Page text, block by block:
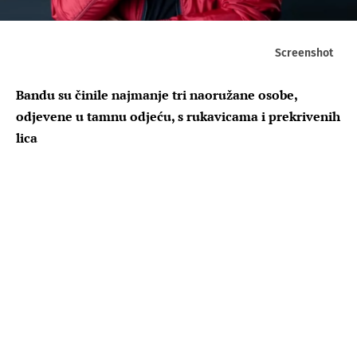
Screenshot
Bandu su činile najmanje tri naoružane osobe,
odjevene u tamnu odjeću, s rukavicama i prekrivenih
lica